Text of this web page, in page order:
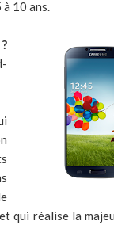
10 ans.
qui réalise la